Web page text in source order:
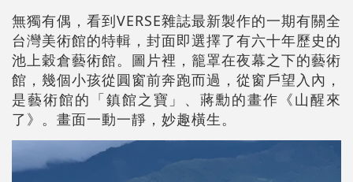
無獨有偶，看到VERSE雜誌最新製作的一期有關全
台灣美術館的特輯，封面即選擇了有六十年歷史的
池上穀倉藝術館。圖片裡，籠罩在夜幕之下的藝術
館，幾個小孩從圓窗前奔跑而過，從窗戶望入內，
是藝術館的「鎮館之寶」、蔣勳的畫作《山醒來
了》。畫面一動一靜，妙趣橫生。